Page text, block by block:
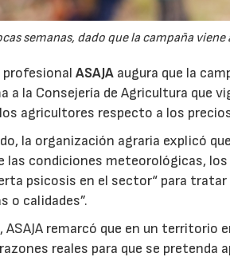
semanas, dado que la campaña
profesionalASAJA augura que la
a la Consejería de Agricultura que
agricultores respecto a los
la organización agraria explicó
las condiciones meteorológicas,
psicosis en el sector“ para
o calidades”.
remarcó que en un territorio
reales para que se pretenda